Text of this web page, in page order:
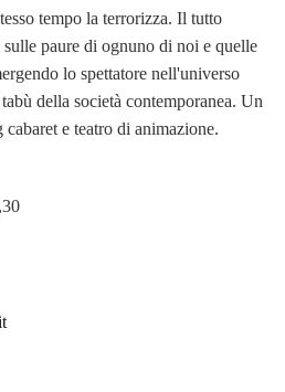
tempo la terrorizza. Il tutto
paure di ognuno di noi e quelle
lo spettatore nell'universo
della società contemporanea. Un
e teatro di animazione.